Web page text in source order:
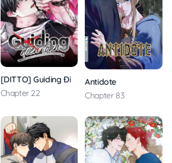
[DITTO] Guiding Điên Loạn
Chapter 22
Antidote
Chapter 83